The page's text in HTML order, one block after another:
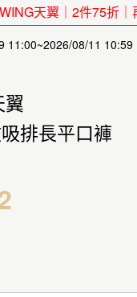
天翼｜2件75折｜
11:00~2026/08/11 10:59
翼
排長平口褲